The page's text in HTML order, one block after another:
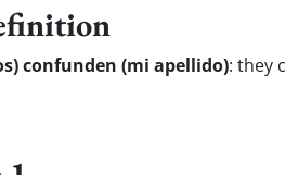
confunden (mi apellido): they